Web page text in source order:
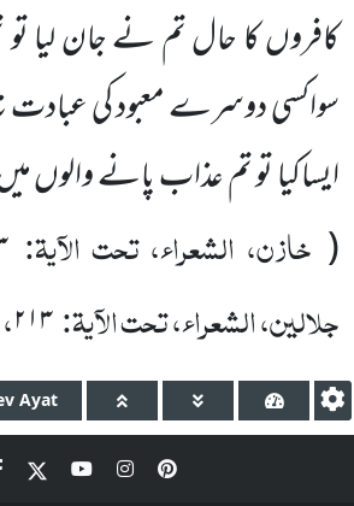
کافروں کا حال تم نے جان لیا
سواکسی دوسرے معبود کی عبادت
ایساکیا تو تم عذاب پانے
( خازن، الشعراء، تحت الآیۃ:
جلالین، الشعراء، تحت الآیۃ:۲۱۳
Ayat